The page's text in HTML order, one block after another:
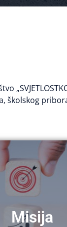
školskog
Misija
put uspjeha
znanja,
potencirajući
posvećenost